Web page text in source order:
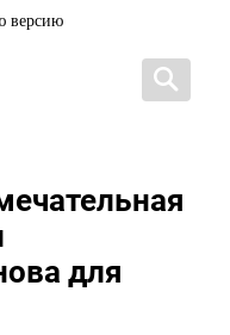
версию
для